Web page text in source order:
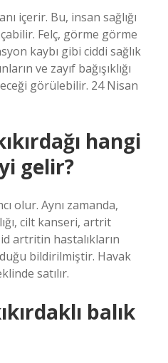
içerir. Bu, insan sağlığı
Felç, görme görme
kaybı gibi ciddi sağlık
ve zayıf bağışıklığı
görülebilir. 24 Nisan
hangi
gelir?
olur. Aynı zamanda,
cilt kanseri, artrit
artritin hastalıkların
bildirilmiştir. Havak
satılır.
balık